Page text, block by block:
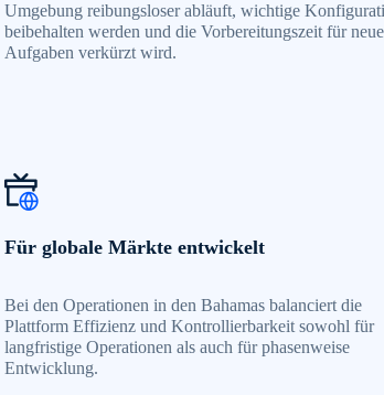
Umgebung reibungsloser abläuft, wichtige
beibehalten werden und die Vorbereitungszeit für neue
Aufgaben verkürzt wird.
Für globale Märkte entwickelt
Bei den Operationen in den Bahamas balanciert die
Plattform Effizienz und Kontrollierbarkeit sowohl für
langfristige Operationen als auch für phasenweise
Entwicklung.